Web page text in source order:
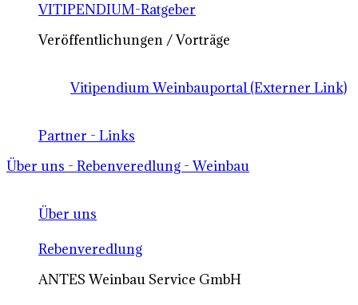
VITIPENDIUM-Ratgeber
Veröffentlichungen / Vorträge
Vitipendium Weinbauportal (Externer Link)
Partner - Links
Über uns - Rebenveredlung - Weinbau
Über uns
Rebenveredlung
ANTES Weinbau Service GmbH